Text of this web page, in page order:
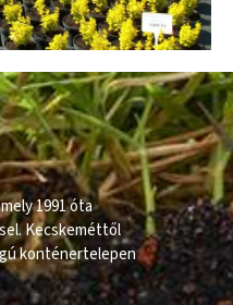
1991 óta
Kecskeméttől
konténertelepen